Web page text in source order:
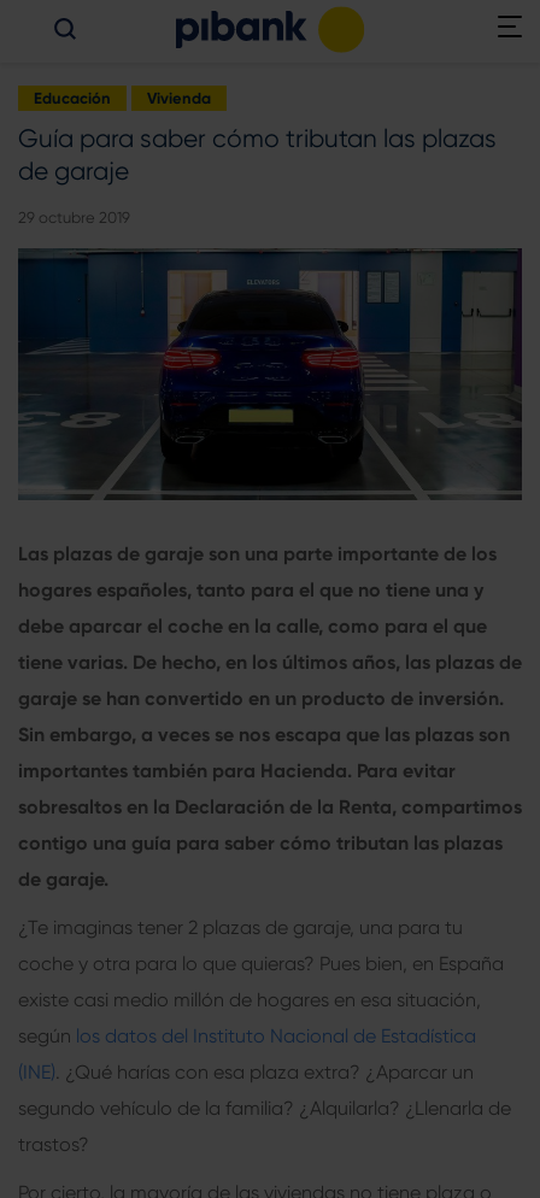
Educación Vivienda
Guía para saber cómo tributan las plazas
de garaje
29 octubre 2019
Las plazas de garaje son una parte importante de los
hogares españoles, tanto para el que no tiene una y
debe aparcar el coche en la calle, como para el que
tiene varias. De hecho, en los últimos años, las plazas de
garaje se han convertido en un producto de inversión.
Sin embargo, a veces se nos escapa que las plazas son
importantes también para Hacienda. Para evitar
sobresaltos en la Declaración de la Renta, compartimos
contigo una guía para saber cómo tributan las plazas
de garaje.
¿Te imaginas tener 2 plazas de garaje, una para tu
coche y otra para lo que quieras? Pues bien, en España
existe casi medio millón de hogares en esa situación,
según los datos del Instituto Nacional de Estadística
(INE). ¿Qué harías con esa plaza extra? ¿Aparcar un
segundo vehículo de la familia? ¿Alquilarla? ¿Llenarla de
trastos?
Por cierto, la mayoría de las viviendas no tiene plaza o